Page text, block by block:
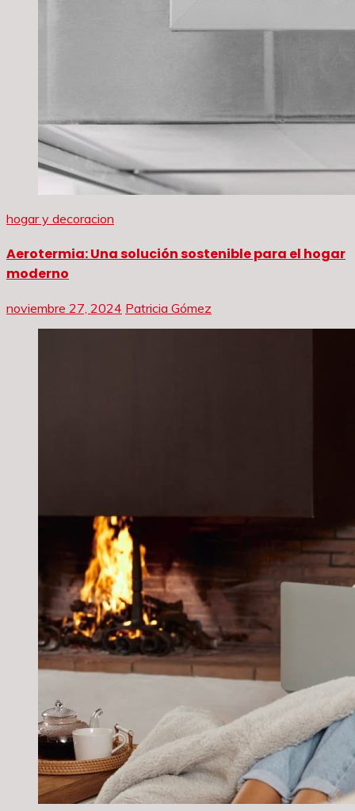
hogar y decoracion
Aerotermia: Una solución sostenible para el hogar
moderno
noviembre 27, 2024 Patricia Gómez